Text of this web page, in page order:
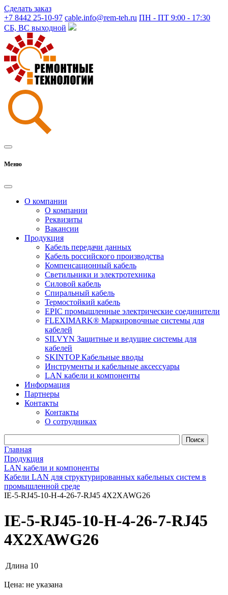
Сделать заказ
+7 8442 25-10-97 cable.info@rem-teh.ru ПН - ПТ 9:00 - 17:30
СБ, ВС выходной
Меню
О компании
О компании
Реквизиты
Вакансии
Продукция
Кабель передачи данных
Кабель российского производства
Компенсационный кабель
Светильники и электротехника
Силовой кабель
Спиральный кабель
Термостойкий кабель
EPIC промышленные электрические соединители
FLEXIMARK® Маркировочные системы для
кабелей
SILVYN Защитные и ведущие системы для
кабелей
SKINTOP Кабельные вводы
Инструменты и кабельные аксессуары
LAN кабели и компоненты
Информация
Партнеры
Контакты
Контакты
О сотрудниках
Главная
Продукция
LAN кабели и компоненты
Кабели LAN для структурированных кабельных систем в
промышленной среде
IE-5-RJ45-10-H-4-26-7-RJ45 4X2XAWG26
IE-5-RJ45-10-H-4-26-7-RJ45
4X2XAWG26
Длина 10
Цена: не указана